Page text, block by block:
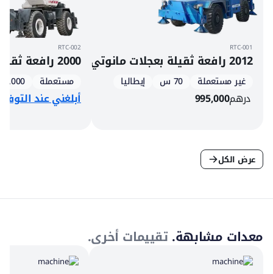
RTC-001
2012 رافعة ثقيلة بعجلات مانوتي ARM 550
غير مستعملة 70 س إيطاليا
درهم995,000
RTC-002
2000 رافعة ثقيلة بعجلات تيريكس RT230
مستعملة 30,000
أبلغني عند التوفر
عرض الكل
معدات مشابهة. تقييمات أخرى.